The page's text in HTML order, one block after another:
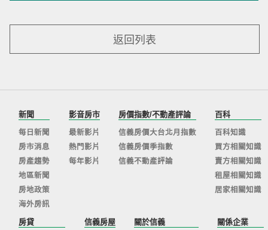
返回列表
新聞
每日新聞
房市消息
房產趨勢
地區新聞
房地政策
海外房訊
影音房市
最新影片
熱門影片
每年影片
房價指數/不動產評論
信義房價大台北月指數
信義房價季指數
信義不動產評論
百科
百科知識
買方相關知識
賣方相關知識
租屋相關知識
居家相關知識
房貸 信義房屋 關於信義 關係企業